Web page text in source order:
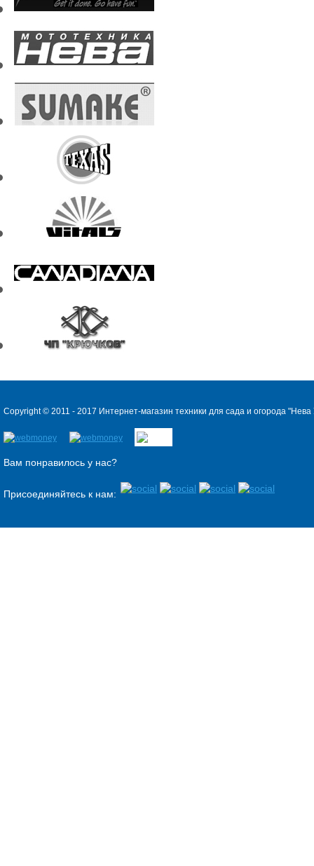
Copyright © 2011 - 2017 Интернет-магазин техники для сада и огорода "Нева
Вам понравилось у нас?
Присоединяйтесь к нам: